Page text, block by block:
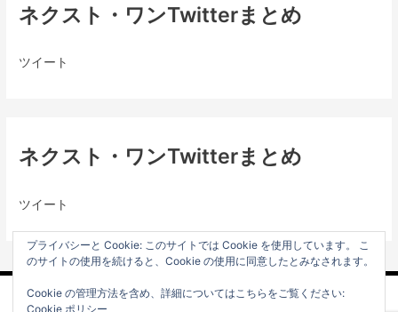
ネクスト・ワンTwitterまとめ
ツイート
ネクスト・ワンTwitterまとめ
ツイート
プライバシーと Cookie: このサイトでは Cookie を使用しています。 こ
のサイトの使用を続けると、Cookie の使用に同意したとみなされます。
Cookie の管理方法を含め、詳細についてはこちらをご覧ください:
Cookie ポリシー